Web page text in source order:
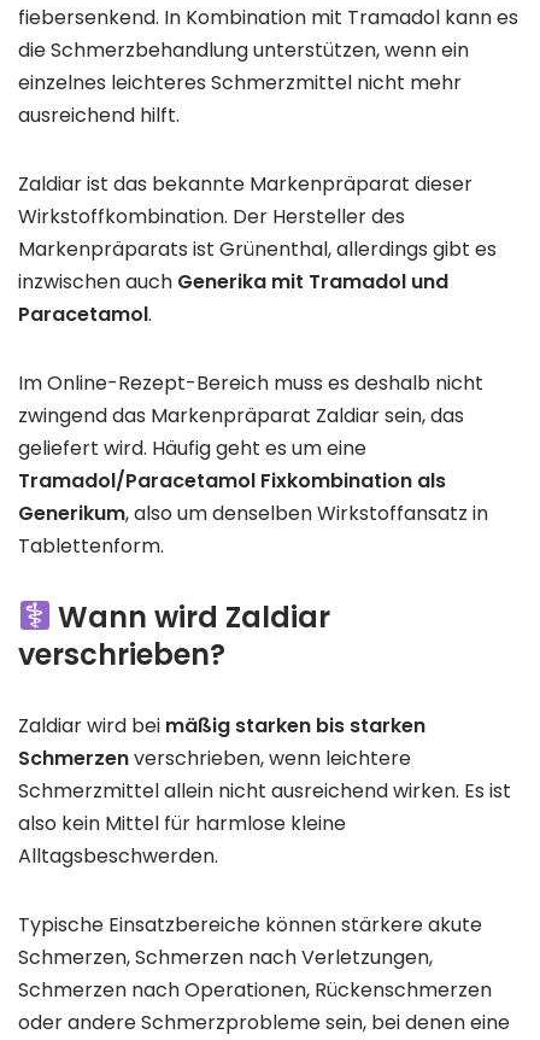
fiebersenkend. In Kombination mit Tramadol kann es
die Schmerzbehandlung unterstützen, wenn ein
einzelnes leichteres Schmerzmittel nicht mehr
ausreichend hilft.
Zaldiar ist das bekannte Markenpräparat dieser
Wirkstoffkombination. Der Hersteller des
Markenpräparats ist Grünenthal, allerdings gibt es
inzwischen auch Generika mit Tramadol und
Paracetamol.
Im Online-Rezept-Bereich muss es deshalb nicht
zwingend das Markenpräparat Zaldiar sein, das
geliefert wird. Häufig geht es um eine
Tramadol/Paracetamol Fixkombination als
Generikum, also um denselben Wirkstoffansatz in
Tablettenform.
Wann wird Zaldiar
verschrieben?
Zaldiar wird bei mäßig starken bis starken
Schmerzenverschrieben, wenn leichtere
Schmerzmittel allein nicht ausreichend wirken. Es ist
also kein Mittel für harmlose kleine
Alltagsbeschwerden.
Typische Einsatzbereiche können stärkere akute
Schmerzen, Schmerzen nach Verletzungen,
Schmerzen nach Operationen, Rückenschmerzen
oder andere Schmerzprobleme sein, bei denen eine